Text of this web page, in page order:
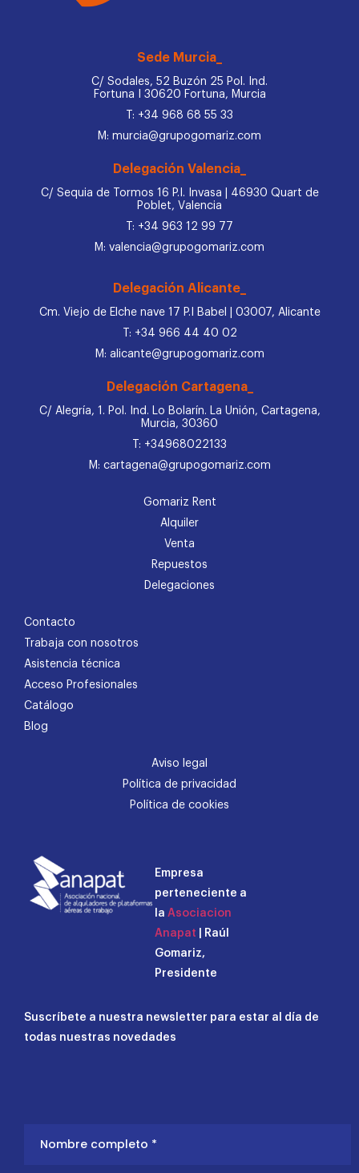
Sede Murcia_
C/ Sodales, 52 Buzón 25 Pol. Ind.
Fortuna I 30620 Fortuna, Murcia
T: +34 968 68 55 33
M: murcia@grupogomariz.com
Delegación Valencia_
C/ Sequia de Tormos 16 P.I. Invasa | 46930 Quart de
Poblet, Valencia
T: +34 963 12 99 77
M: valencia@grupogomariz.com
Delegación Alicante_
Cm. Viejo de Elche nave 17 P.I Babel | 03007, Alicante
T: +34 966 44 40 02
M: alicante@grupogomariz.com
Delegación Cartagena_
C/ Alegría, 1. Pol. Ind. Lo Bolarín. La Unión, Cartagena,
Murcia, 30360
T: +34968022133
M: cartagena@grupogomariz.com
Gomariz Rent
Alquiler
Venta
Repuestos
Delegaciones
Contacto
Trabaja con nosotros
Asistencia técnica
Acceso Profesionales
Catálogo
Blog
Aviso legal
Política de privacidad
Política de cookies
Empresa
perteneciente a
la Asociacion
Anapat | Raúl
Gomariz,
Presidente
Suscríbete a nuestra newsletter para estar al día de
todas nuestras novedades